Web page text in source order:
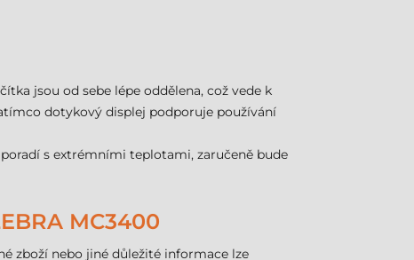
jsou od sebe lépe oddělena, což vede k
dotykový displej podporuje používání
s extrémními teplotami, zaručeně bude
MC3400
zboží nebo jiné důležité informace lze